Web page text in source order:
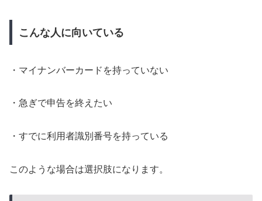
こんな人に向いている
・マイナンバーカードを持っていない
・急ぎで申告を終えたい
・すでに利用者識別番号を持っている
このような場合は選択肢になります。